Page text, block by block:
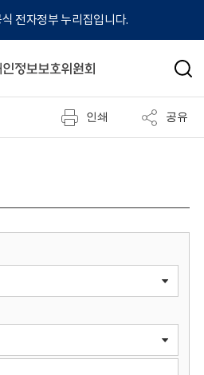
전자정부 누리집입니다.
검
인쇄 공유